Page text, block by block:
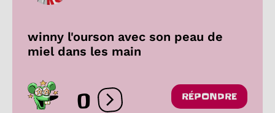
winny l'ourson avec son peau de
miel dans les main
0 Ouvrir les réactions
RÉPONDRE